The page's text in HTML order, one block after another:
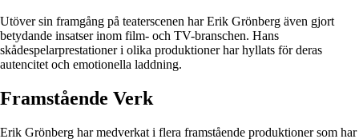
Utöver sin framgång på teaterscenen har Erik Grönberg även gjort
betydande insatser inom film- och TV-branschen. Hans
skådespelarprestationer i olika produktioner har hyllats för deras
autencitet och emotionella laddning.
Framstående Verk
Erik Grönberg har medverkat i flera framstående produktioner som har